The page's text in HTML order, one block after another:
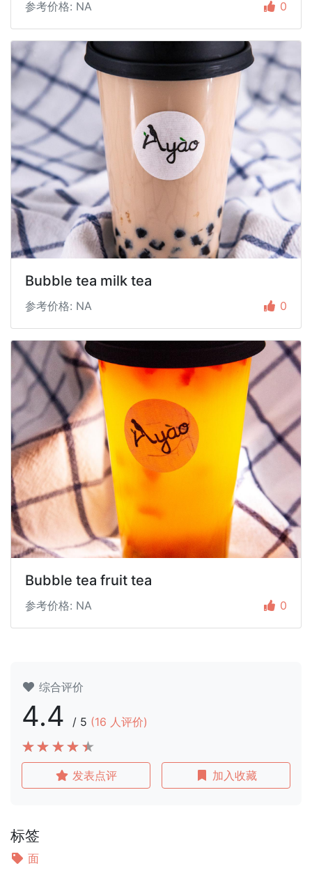
参考价格: NA 0
Bubble tea milk tea
参考价格: NA 0
Bubble tea fruit tea
参考价格: NA 0
综合评价
4.4 / 5 (16 人评价)
发表点评 加入收藏
标签
面